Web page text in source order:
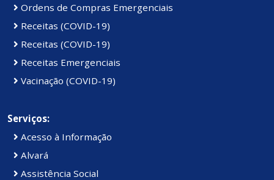
Ordens de Compras Emergenciais
Receitas (COVID-19)
Receitas (COVID-19)
Receitas Emergenciais
Vacinação (COVID-19)
Serviços:
Acesso à Informação
Alvará
Assistência Social